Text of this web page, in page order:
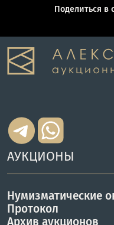
Поделиться в
АУКЦИОНЫ
Нумизматические
Протокол
Архив аукционов